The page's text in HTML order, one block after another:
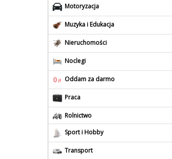
Motoryzacja
Muzyka i Edukacja
Nieruchomości
Noclegi
Oddam za darmo
Praca
Rolnictwo
Sport i Hobby
Transport